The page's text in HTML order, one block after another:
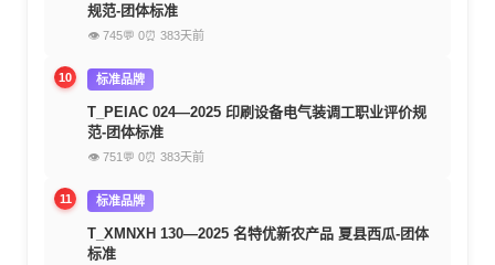
规范-团体标准
👁 745💬 0⏰ 383天前
10 标准品牌
T_PEIAC 024—2025 印刷设备电气装调工职业评价规
范-团体标准
👁 751 💬 0⏰ 383天前
11 标准品牌
T_XMNXH 130—2025 名特优新农产品 夏县西瓜-团体
标准